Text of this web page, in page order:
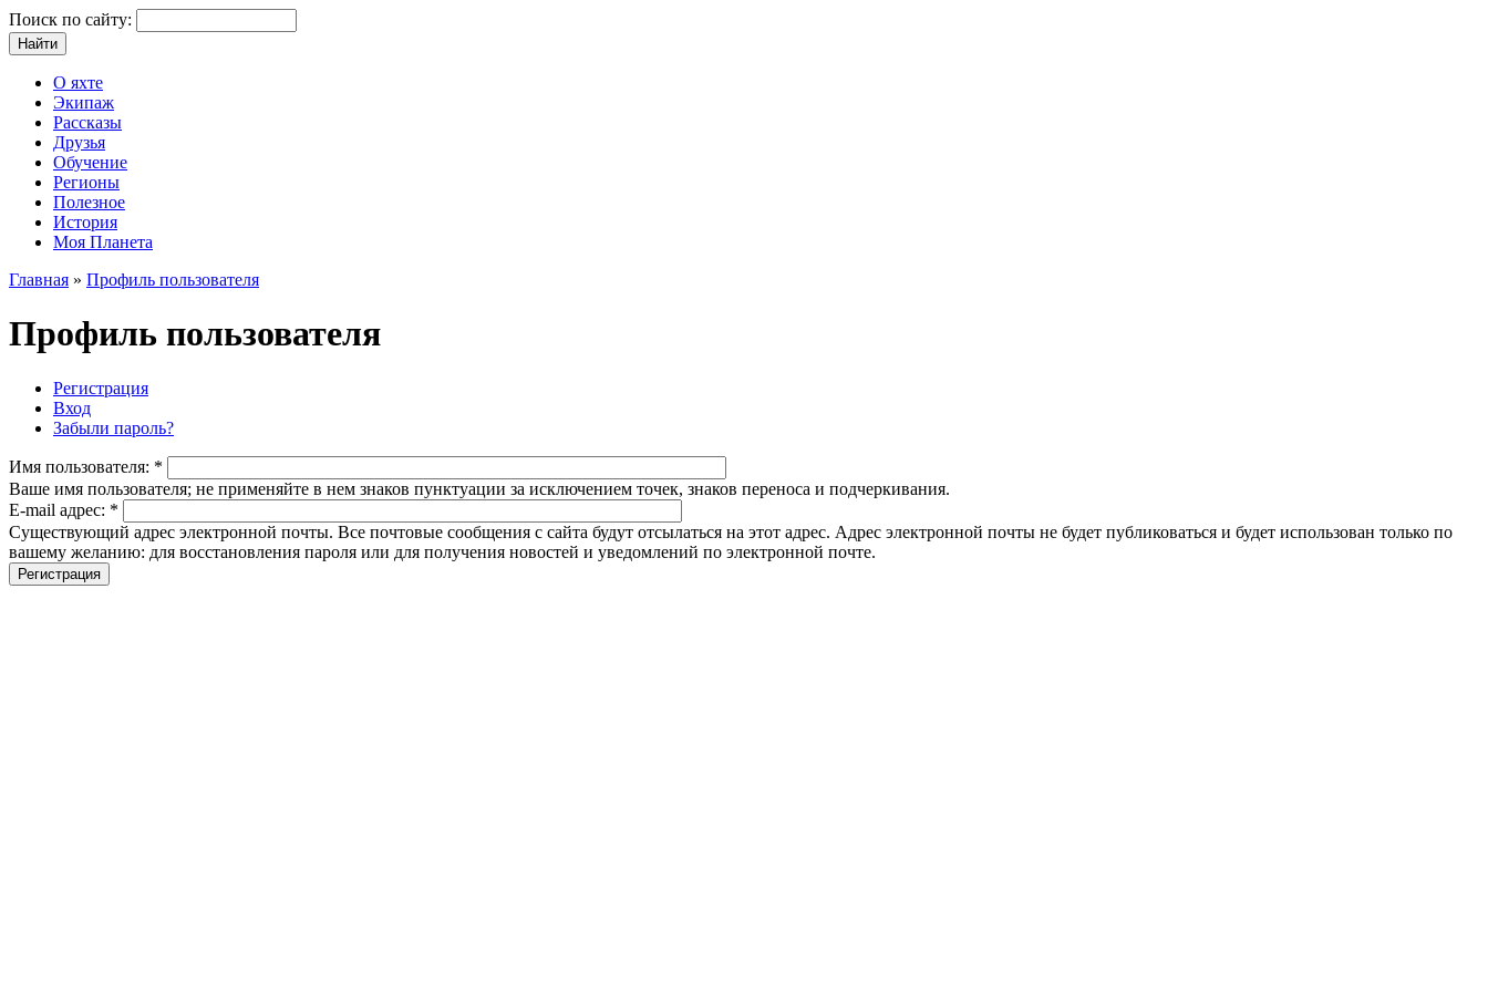
Поиск по сайту:
О яхте
Экипаж
Рассказы
Друзья
Обучение
Регионы
Полезное
История
Моя Планета
Главная » Профиль пользователя
Профиль пользователя
Регистрация
Вход
Забыли пароль?
Имя пользователя: *
Ваше имя пользователя; не применяйте в нем знаков пунктуации за исключением точек, знаков переноса и подчеркивания.
E-mail адрес: *
Существующий адрес электронной почты. Все почтовые сообщения с сайта будут отсылаться на этот адрес. Адрес электронной почты не будет публиковаться и будет использован только по
вашему желанию: для восстановления пароля или для получения новостей и уведомлений по электронной почте.